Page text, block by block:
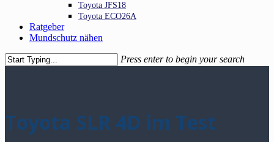
Toyota JFS18
Toyota ECO26A
Ratgeber
Mundschutz nähen
Press enter to begin your search
Toyota SLR 4D im Test